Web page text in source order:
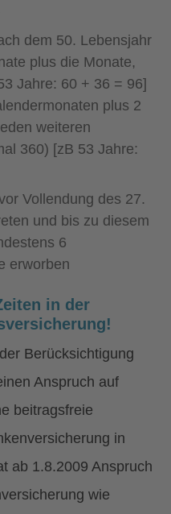
dem 50. Lebensjahr
plus die Monate,
Jahre: 60 + 36 = 96]
plus 2
weiteren
360) [zB 53 Jahre:
Vollendung des 27.
und bis zu diesem
6
erworben
in der
Berücksichtigung
Anspruch auf
beitragsfreie
in
ab 1.8.2009 Anspruch
wie